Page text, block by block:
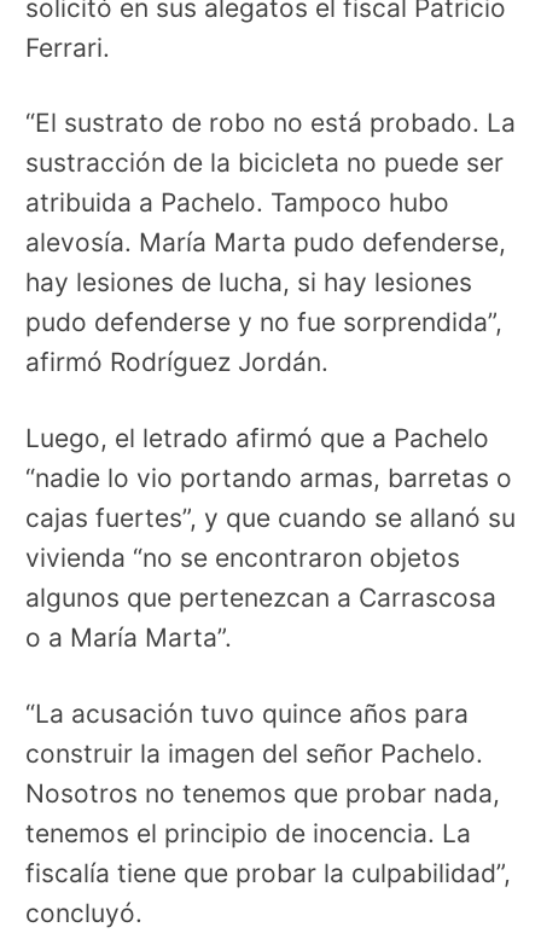
solicitó en sus alegatos el fiscal Patricio
Ferrari.
“El sustrato de robo no está probado. La
sustracción de la bicicleta no puede ser
atribuida a Pachelo. Tampoco hubo
alevosía. María Marta pudo defenderse,
hay lesiones de lucha, si hay lesiones
pudo defenderse y no fue sorprendida”,
afirmó Rodríguez Jordán.
Luego, el letrado afirmó que a Pachelo
“nadie lo vio portando armas, barretas o
cajas fuertes”, y que cuando se allanó su
vivienda “no se encontraron objetos
algunos que pertenezcan a Carrascosa
o a María Marta”.
“La acusación tuvo quince años para
construir la imagen del señor Pachelo.
Nosotros no tenemos que probar nada,
tenemos el principio de inocencia. La
fiscalía tiene que probar la culpabilidad”,
concluyó.